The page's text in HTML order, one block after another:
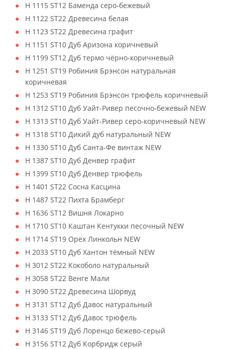
H 1115 ST12 Баменда серо-бежевый
H 1122 ST22 Древесина белая
H 1123 ST22 Древесина графит
H 1151 ST10 Дуб Аризона коричневый
H 1199 ST12 Дуб термо чёрно-коричневый
H 1251 ST19 Робиния Брэнсон натуральная
коричневая
H 1253 ST19 Робиния Брэнсон трюфель коричневый
H 1312 ST10 Дуб Уайт-Ривер песочно-бежевый NEW
H 1313 ST10 Дуб Уайт-Ривер серо-коричневый NEW
H 1318 ST10 Дикий дуб натуральный NEW
H 1330 ST10 Дуб Санта-Фе винтаж NEW
H 1387 ST10 Дуб Денвер графит
H 1399 ST10 Дуб Денвер трюфель
H 1401 ST22 Сосна Касцина
H 1487 ST22 Пихта Брамберг
H 1636 ST12 Вишня Локарно
H 1710 ST10 Каштан Кентукки песочный NEW
H 1714 ST19 Орех Линкольн NEW
H 2033 ST10 Дуб Хантон тёмный NEW
H 3012 ST22 Кокоболо натуральный
H 3058 ST22 Венге Мали
H 3090 ST22 Древесина Шорвуд
H 3131 ST12 Дуб Давос натуральный
H 3133 ST12 Дуб Давос трюфель
H 3146 ST19 Дуб Лоренцо бежево-серый
H 3156 ST12 Дуб Корбридж серый